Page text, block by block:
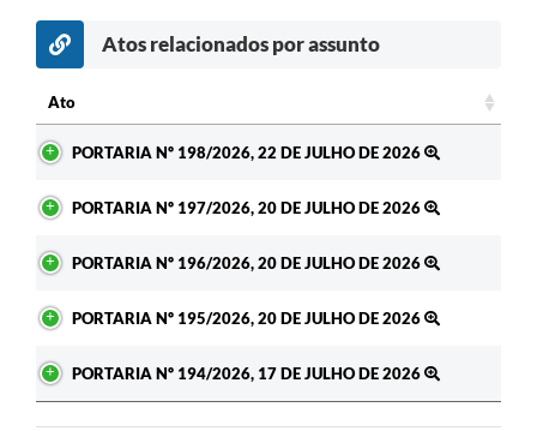
Atos relacionados por assunto
Ato
PORTARIA Nº 198/2026, 22 DE JULHO DE 2026
PORTARIA Nº 197/2026, 20 DE JULHO DE 2026
PORTARIA Nº 196/2026, 20 DE JULHO DE 2026
PORTARIA Nº 195/2026, 20 DE JULHO DE 2026
PORTARIA Nº 194/2026, 17 DE JULHO DE 2026